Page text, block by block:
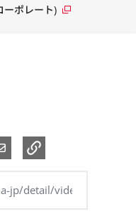
ーポレート)
に投稿
電子メールで共有